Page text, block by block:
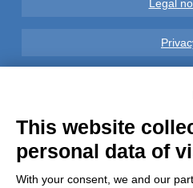
Legal
Refunds and
This website
personal data of
With your consent, we and our